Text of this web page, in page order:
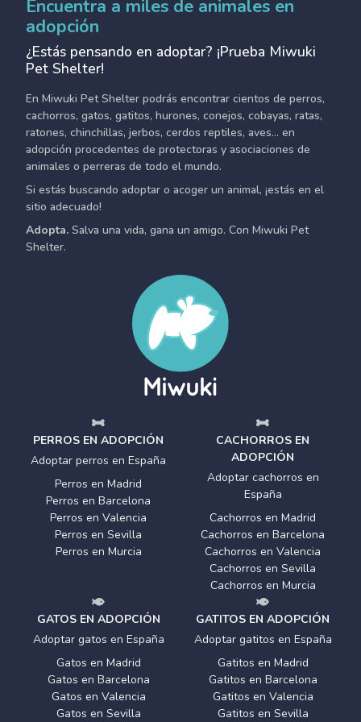
Encuentra a miles de animales en
adopción
¿Estás pensando en adoptar? ¡Prueba Miwuki
Pet Shelter!
En Miwuki Pet Shelter podrás encontrar cientos de perros,
cachorros, gatos, gatitos, hurones, conejos, cobayas, ratas,
ratones, chinchillas, jerbos, cerdos reptiles, aves... en
adopción procedentes de protectoras y asociaciones de
animales o perreras de todo el mundo.
Si estás buscando adoptar o acoger un animal, ¡estás en el
sitio adecuado!
Adopta. Salva una vida, gana un amigo. Con Miwuki Pet
Shelter.
PERROS EN ADOPCIÓN
Adoptar perros en España
Perros en Madrid
Perros en Barcelona
Perros en Valencia
Perros en Sevilla
Perros en Murcia
CACHORROS EN
ADOPCIÓN
Adoptar cachorros en
España
Cachorros en Madrid
Cachorros en Barcelona
Cachorros en Valencia
Cachorros en Sevilla
Cachorros en Murcia
GATOS EN ADOPCIÓN
Adoptar gatos en España
Gatos en Madrid
Gatos en Barcelona
Gatos en Valencia
Gatos en Sevilla
GATITOS EN ADOPCIÓN
Adoptar gatitos en España
Gatitos en Madrid
Gatitos en Barcelona
Gatitos en Valencia
Gatitos en Sevilla